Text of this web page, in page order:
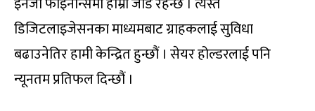
डिजिटलाइजेसनका माध्यमबाट ग्राहकलाई सुविधा
बढाउनेतिर हामी केन्द्रित हुन्छौं । सेयर होल्डरलाई पनि
न्यूनतम प्रतिफल दिन्छौं ।